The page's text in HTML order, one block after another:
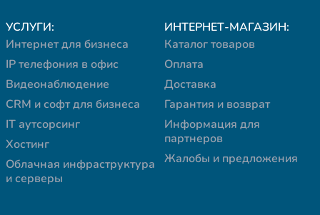
УСЛУГИ:
Интернет для бизнеса
IP телефония в офис
Видеонаблюдение
CRM и софт для бизнеса
IT аутсорсинг
Хостинг
Облачная инфраструктура
и серверы
ИНТЕРНЕТ-МАГАЗИН:
Каталог товаров
Оплата
Доставка
Гарантия и возврат
Информация для
партнеров
Жалобы и предложения